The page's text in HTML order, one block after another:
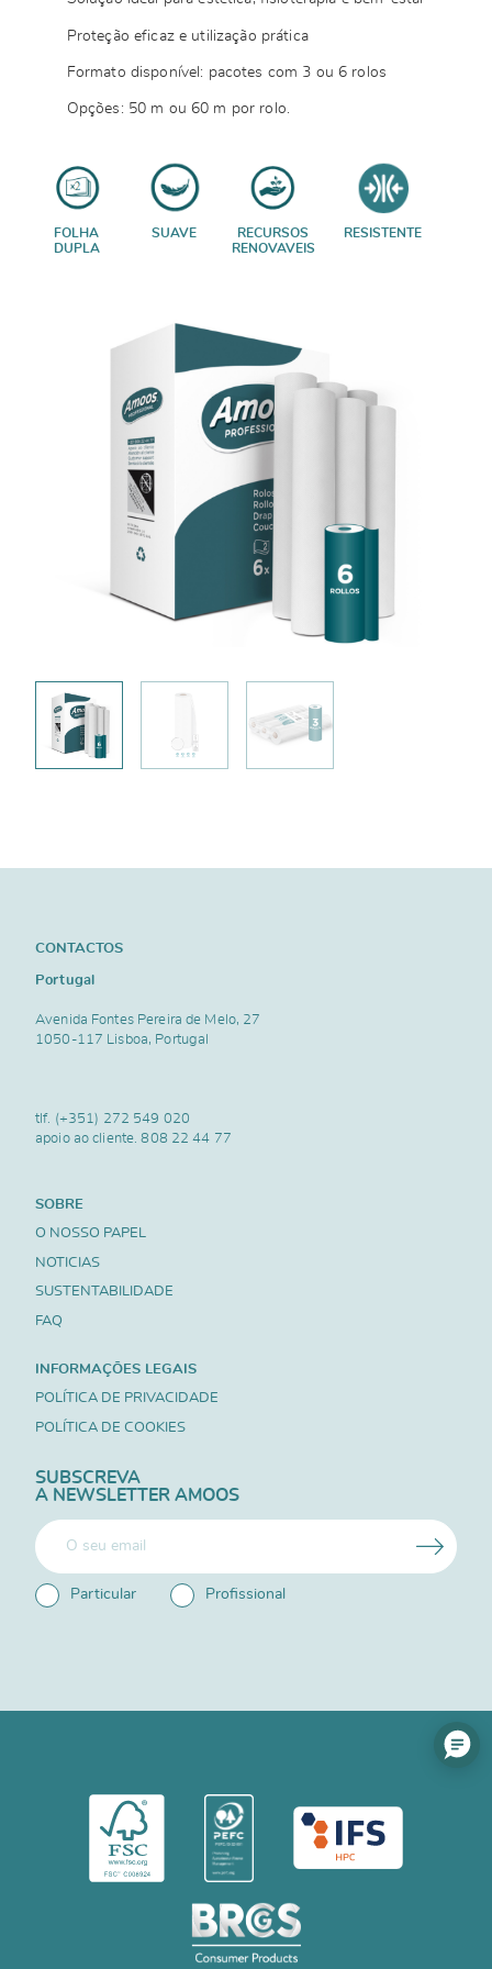
Proteção eficaz e utilização prática
Formato disponível: pacotes com 3 ou 6 rolos
Opções: 50 m ou 60 m por rolo.
FOLHA
DUPLA
SUAVE
RECURSOS
RENOVAVEIS
RESISTENTE
CONTACTOS
Portugal
Avenida Fontes Pereira de Melo, 27
1050-117 Lisboa, Portugal
tlf. (+351) 272 549 020
apoio ao cliente.808 22 44 77
SOBRE
O NOSSO PAPEL
NOTICIAS
SUSTENTABILIDADE
FAQ
INFORMAÇÕES LEGAIS
POLÍTICA DE PRIVACIDADE
POLÍTICA DE COOKIES
SUBSCREVA
A NEWSLETTER AMOOS
Particular Profissional